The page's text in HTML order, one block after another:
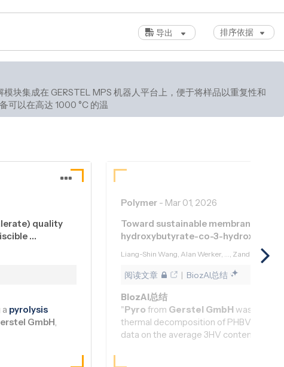
排序依据
导出
块集成在 GERSTEL MPS 机器人平台上，便于将样品以重复性和
以在高达 1000 °C 的温度下运行，允许固体和半固体
quality
…
pyrolysis
GmbH
Polymer - Mar 01, 2026
Toward sustainable membrane
hydroxybutyrate-co-3-
Liang-Shin Wang, Alan Werker, ..., Zandrie
阅读文章 | BiozAI总结
BiozAI总结
"Pyro from Gerstel GmbH was
thermal decomposition of PHBV
data on the average 3HV content. This